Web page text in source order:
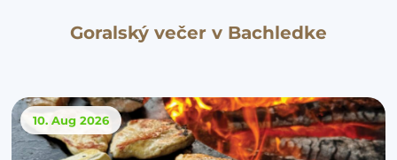
Goralský večer v Bachledke
10. Aug 2026